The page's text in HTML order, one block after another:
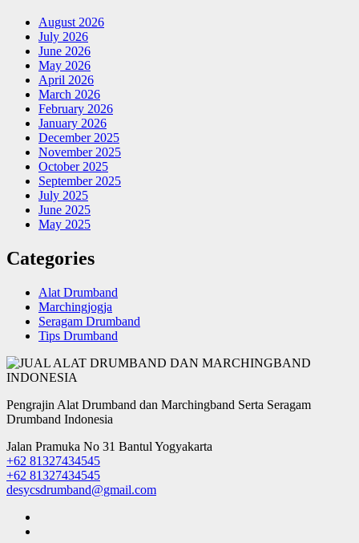
August 2026
July 2026
June 2026
May 2026
April 2026
March 2026
February 2026
January 2026
December 2025
November 2025
October 2025
September 2025
July 2025
June 2025
May 2025
Categories
Alat Drumband
Marchingjogja
Seragam Drumband
Tips Drumband
Pengrajin Alat Drumband dan Marchingband Serta Seragam
Drumband Indonesia
Jalan Pramuka No 31 Bantul Yogyakarta
+62 81327434545
+62 81327434545
desycsdrumband@gmail.com